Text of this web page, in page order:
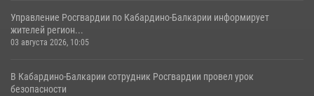
Управление Росгвардии по Кабардино-Балкарии информирует
жителей регион...
03 августа 2026, 10:05
В Кабардино‑Балкарии сотрудник Росгвардии провел урок
безопасности